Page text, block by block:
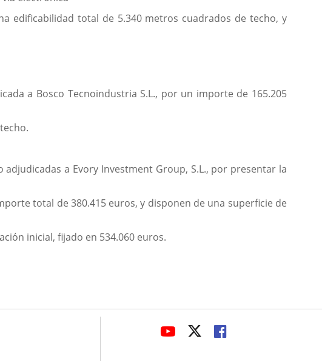
edificabilidad total de 5.340 metros cuadrados de techo, y
a Bosco Tecnoindustria S.L., por un importe de 165.205
adjudicadas a Evory Investment Group, S.L., por presentar la
total de 380.415 euros, y disponen de una superficie de
inicial, fijado en 534.060 euros.
ENLACEENLACEENLACE